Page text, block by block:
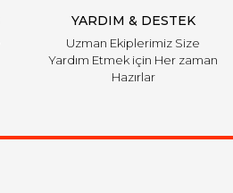
YARDIM & DESTEK
Uzman Ekiplerimiz Size
Yardım Etmek için Her zaman
Hazırlar